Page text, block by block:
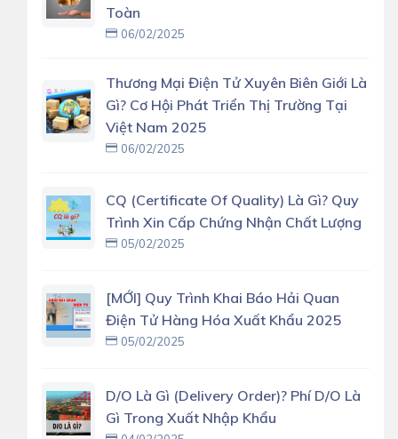
Toàn
06/02/2025
Thương Mại Điện Tử Xuyên Biên Giới Là
Gì? Cơ Hội Phát Triển Thị Trường Tại
Việt Nam 2025
06/02/2025
CQ (Certificate Of Quality) Là Gì? Quy
Trình Xin Cấp Chứng Nhận Chất Lượng
05/02/2025
[MỚI] Quy Trình Khai Báo Hải Quan
Điện Tử Hàng Hóa Xuất Khẩu 2025
05/02/2025
D/O Là Gì (delivery Order)? Phí D/O Là
Gì Trong Xuất Nhập Khẩu